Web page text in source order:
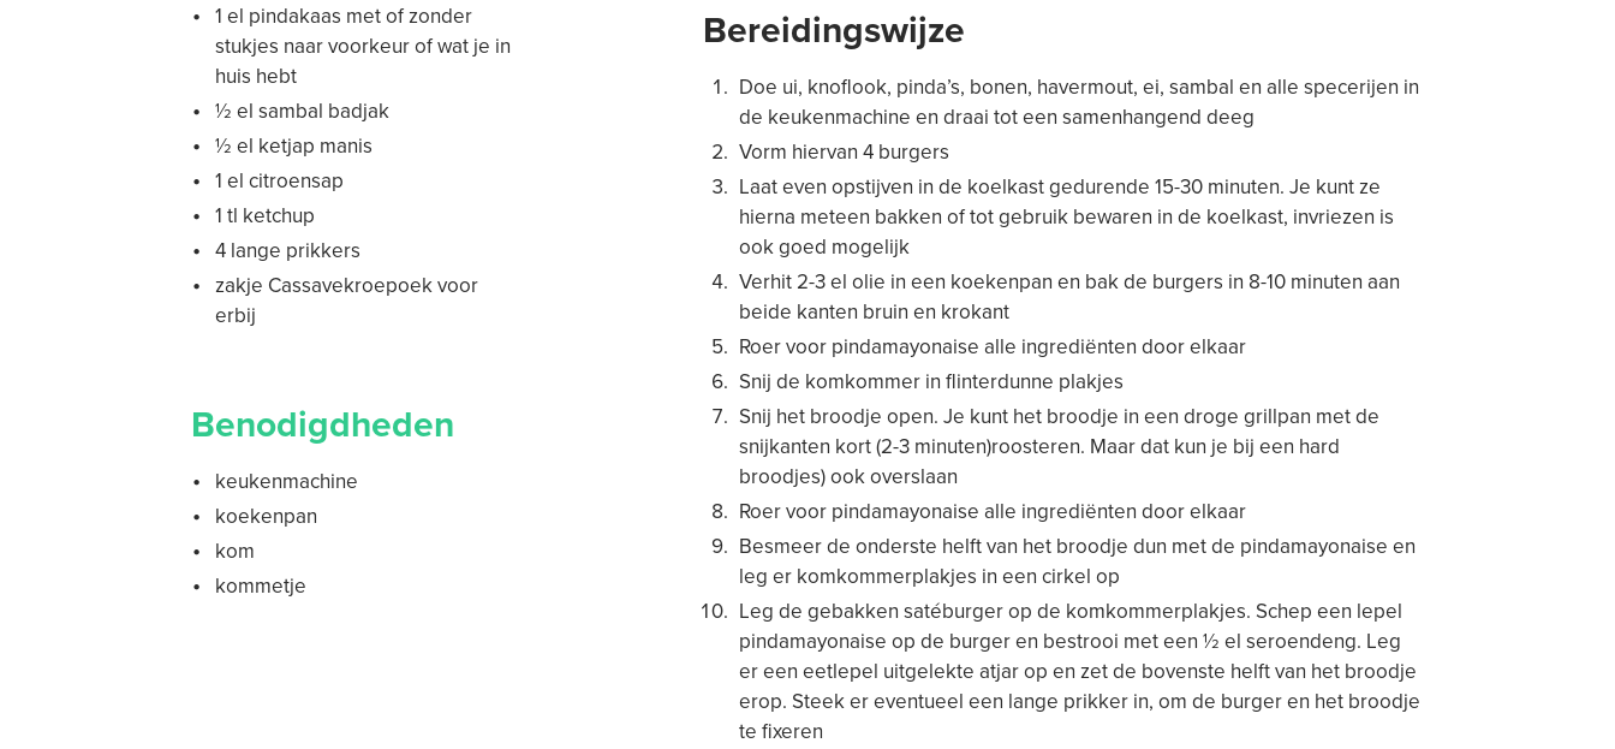
1 el pindakaas met of zonder
stukjes naar voorkeur of wat je in
huis hebt
½ el sambal badjak
½ el ketjap manis
1 el citroensap
1 tl ketchup
4 lange prikkers
zakje Cassavekroepoek voor
erbij
Benodigdheden
keukenmachine
koekenpan
kom
kommetje
Bereidingswijze
Doe ui, knoflook, pinda’s, bonen, havermout, ei, sambal en alle specerijen in
de keukenmachine en draai tot een samenhangend deeg
Vorm hiervan 4 burgers
Laat even opstijven in de koelkast gedurende 15-30 minuten. Je kunt ze
hierna meteen bakken of tot gebruik bewaren in de koelkast, invriezen is
ook goed mogelijk
Verhit 2-3 el olie in een koekenpan en bak de burgers in 8-10 minuten aan
beide kanten bruin en krokant
Roer voor pindamayonaise alle ingrediënten door elkaar
Snij de komkommer in flinterdunne plakjes
Snij het broodje open. Je kunt het broodje in een droge grillpan met de
snijkanten kort (2-3 minuten)roosteren. Maar dat kun je bij een hard
broodjes) ook overslaan
Roer voor pindamayonaise alle ingrediënten door elkaar
Besmeer de onderste helft van het broodje dun met de pindamayonaise en
leg er komkommerplakjes in een cirkel op
Leg de gebakken satéburger op de komkommerplakjes. Schep een lepel
pindamayonaise op de burger en bestrooi met een ½ el seroendeng. Leg
er een eetlepel uitgelekte atjar op en zet de bovenste helft van het broodje
erop. Steek er eventueel een lange prikker in, om de burger en het broodje
te fixeren